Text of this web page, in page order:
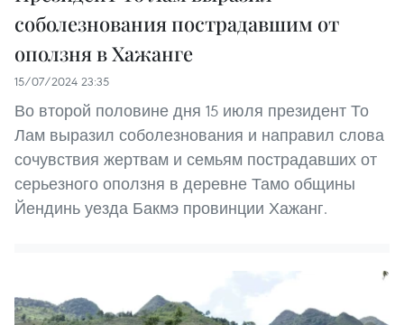
соболезнования пострадавшим от
оползня в Хажанге
15/07/2024 23:35
Во второй половине дня 15 июля президент То
Лам выразил соболезнования и направил слова
сочувствия жертвам и семьям пострадавших от
серьезного оползня в деревне Тамо общины
Йендинь уезда Бакмэ провинции Хажанг.